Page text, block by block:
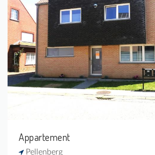
Verhuurd: Appartement
2
-
1
-
Appartement
Pellenberg